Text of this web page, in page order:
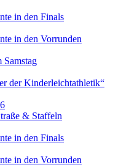
in den Finals
in den Vorrunden
der Kinderleichtathletik“
& Staffeln
in den Finals
in den Vorrunden